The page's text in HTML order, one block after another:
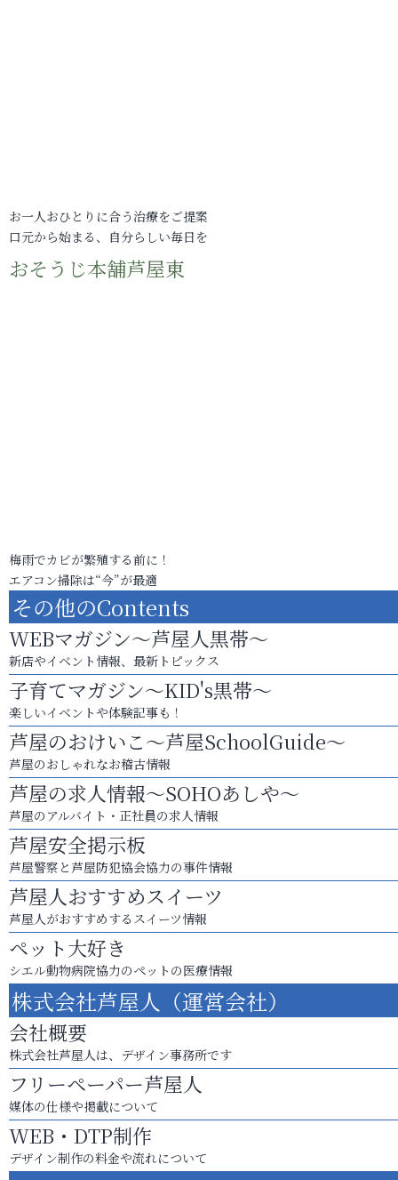
お一人おひとりに合う治療をご提案
口元から始まる、自分らしい毎日を
おそうじ本舗芦屋東
梅雨でカビが繁殖する前に！
エアコン掃除は“今”が最適
その他のContents
WEBマガジン～芦屋人黒帯～
新店やイベント情報、最新トピックス
子育てマガジン～KID's黒帯～
楽しいイベントや体験記事も！
芦屋のおけいこ～芦屋SchoolGuide～
芦屋のおしゃれなお稽古情報
芦屋の求人情報～SOHOあしや～
芦屋のアルバイト・正社員の求人情報
芦屋安全掲示板
芦屋警察と芦屋防犯協会協力の事件情報
芦屋人おすすめスイーツ
芦屋人がおすすめするスイーツ情報
ペット大好き
シエル動物病院協力のペットの医療情報
株式会社芦屋人（運営会社）
会社概要
株式会社芦屋人は、デザイン事務所です
フリーペーパー芦屋人
媒体の仕様や掲載について
WEB・DTP制作
デザイン制作の料金や流れについて